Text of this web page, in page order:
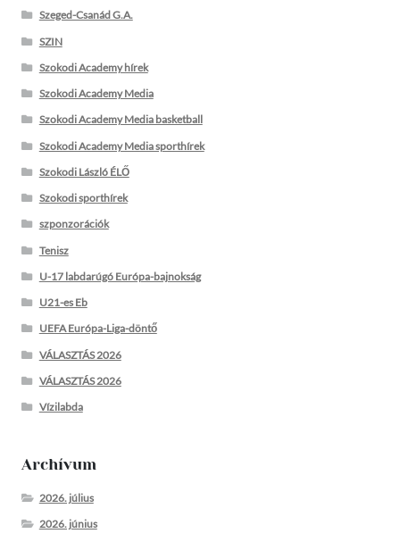
Szeged-Csanád G.A.
SZIN
Szokodi Academy hírek
Szokodi Academy Media
Szokodi Academy Media basketball
Szokodi Academy Media sporthírek
Szokodi László ÉLŐ
Szokodi sporthírek
szponzorációk
Tenisz
U-17 labdarúgó Európa-bajnokság
U21-es Eb
UEFA Európa-Liga-döntő
VÁLASZTÁS 2026
VÁLASZTÁS 2026
Vízilabda
Archívum
2026. július
2026. június